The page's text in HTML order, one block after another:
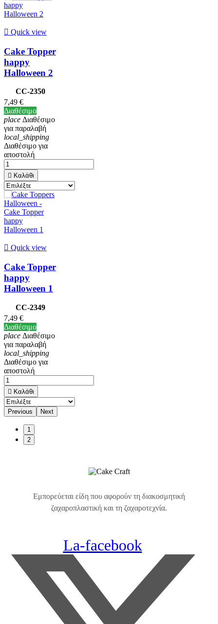
 Quick view
Cake Topper
happy
Halloween 2
CC-2350
7,49 €
Διαθέσιμο
place Διαθέσιμο
για παραλαβή
local_shipping
Διαθέσιμο για
αποστολή
 Καλάθι
 Quick view
Cake Topper
happy
Halloween 1
CC-2349
7,49 €
Διαθέσιμο
place Διαθέσιμο
για παραλαβή
local_shipping
Διαθέσιμο για
αποστολή
 Καλάθι
Previous Next
1
2
Εμπορεύεται είδη που αφορούν τη διακοσμητική
ζαχαροπλαστική και τη ζαχαροτεχνία.
La-facebook